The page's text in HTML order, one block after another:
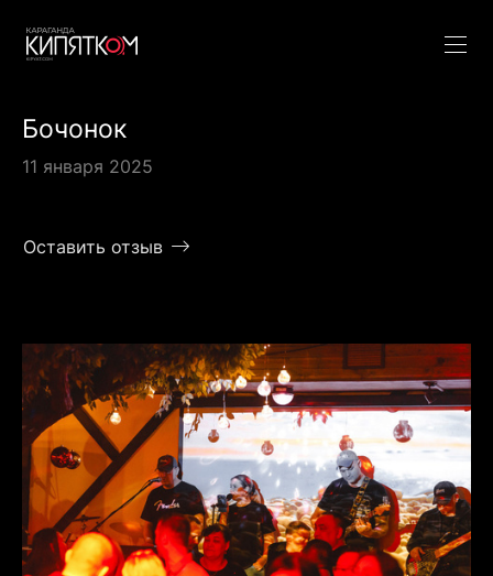
Бочонок
11 января 2025
Оставить отзыв